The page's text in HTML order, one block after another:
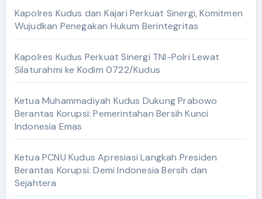
Kapolres Kudus dan Kajari Perkuat Sinergi, Komitmen
Wujudkan Penegakan Hukum Berintegritas
Kapolres Kudus Perkuat Sinergi TNI-Polri Lewat
Silaturahmi ke Kodim 0722/Kudus
Ketua Muhammadiyah Kudus Dukung Prabowo
Berantas Korupsi: Pemerintahan Bersih Kunci
Indonesia Emas
Ketua PCNU Kudus Apresiasi Langkah Presiden
Berantas Korupsi: Demi Indonesia Bersih dan
Sejahtera